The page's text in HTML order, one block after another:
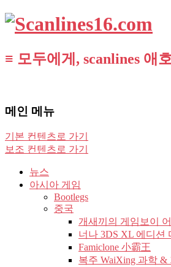
≡ 모두에게, scanlines 애
메인 메뉴
기본 컨텐츠로 가기
보조 컨텐츠로 가기
뉴스
아시아 게임
Bootlegs
중국
개새끼의 게임보이
너나 3DS XL 에디션
Famiclone 小霸王
복주 WaiXing 과학 &